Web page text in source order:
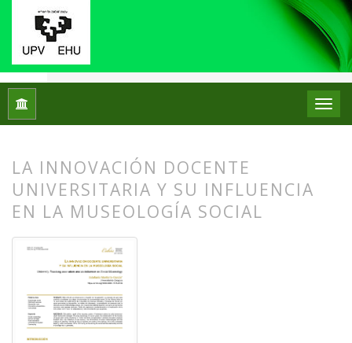
Inicio
LA INNOVACIÓN DOCENTE
UNIVERSITARIA Y SU INFLUENCIA
EN LA MUSEOLOGÍA SOCIAL